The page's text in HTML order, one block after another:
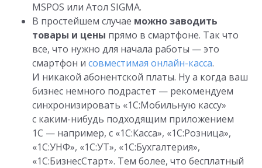
MSPOS или Атол SIGMA.
В простейшем случае можно заводить
товары и цены прямо в смартфоне. Так что
все, что нужно для начала работы — это
смартфон и совместимая онлайн-касса.
И никакой абонентской платы. Ну а когда ваш
бизнес немного подрастет — рекомендуем
синхронизировать «1С:Мобильную кассу»
с каким-нибудь подходящим приложением
1С — например, с «1С:Касса», «1С:Розница»,
«1С:УНФ», «1С:УТ», «1С:Бухгалтерия»,
«1С:БизнесСтарт». Тем более, что бесплатный